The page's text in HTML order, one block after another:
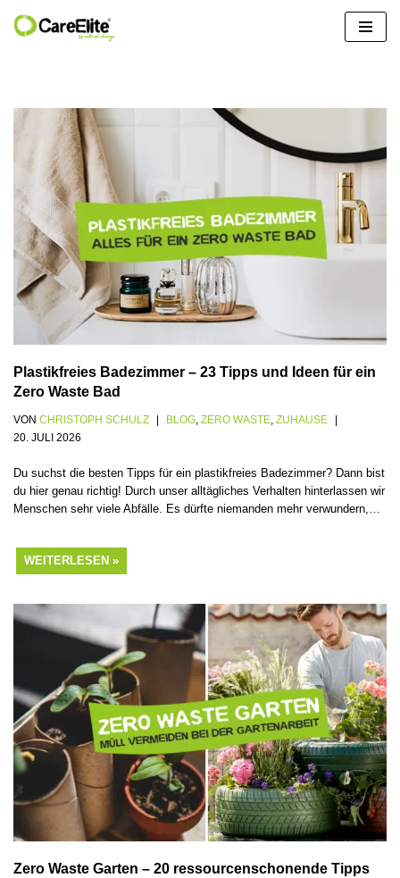
Plastikfreies Badezimmer – 23 Tipps und Ideen für ein
Zero Waste Bad
VON CHRISTOPH SCHULZ BLOG ZERO WASTE ZUHAUSE
20. JULI 2026
Du suchst die besten Tipps für ein plastikfreies Badezimmer? Dann bist
du hier genau richtig! Durch unser alltägliches Verhalten hinterlassen wir
Menschen sehr viele Abfälle. Es dürfte niemanden mehr verwundern,…
WEITERLESEN »
Zero Waste Garten – 20 ressourcenschonende Tipps